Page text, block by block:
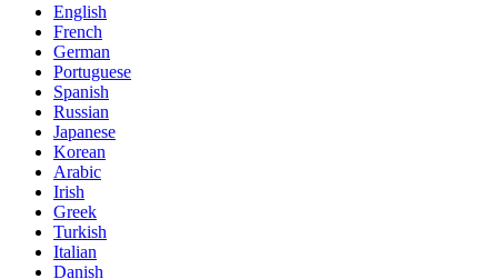
English
French
German
Portuguese
Spanish
Russian
Japanese
Korean
Arabic
Irish
Greek
Turkish
Italian
Danish